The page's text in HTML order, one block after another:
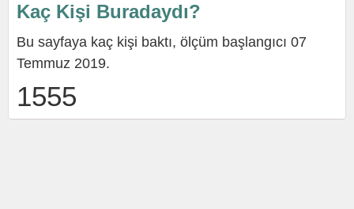
Kaç Kişi Buradaydı?
Bu sayfaya kaç kişi baktı, ölçüm başlangıcı 07
Temmuz 2019.
1555